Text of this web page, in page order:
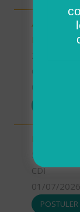
Aide-
DAOULAS
INFIRMIER
55 - Meuse
CDI
01/07/2026
POSTULER